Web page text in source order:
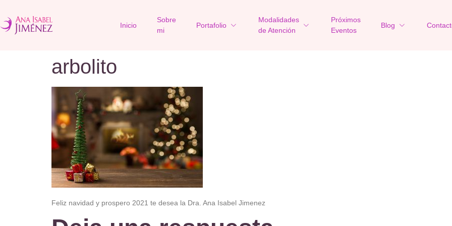
Inicio
Sobre
mi
Portafolio
Modalidades
de Atención
Próximos
Eventos
Blog
arbolito
Feliz navidad y prospero 2021 te desea la Dra. Ana Isabel Jimenez